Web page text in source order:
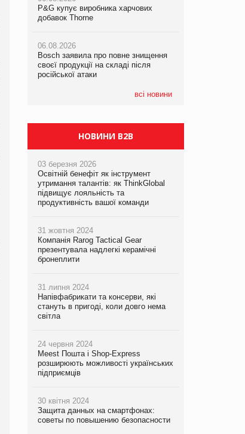
P&G купує виробника харчових
добавок Thorne
06.08.2026
Bosch заявила про повне знищення
своєї продукції на складі після
російської атаки
всі новини
P&G купує виробника харчових
добавок Thorne
06.08.2026
Bosch заявила про повне знищення
своєї продукції на складі після
російської атаки
P&G купує виробника харчових
добавок Thorne
06.08.2026
Bosch заявила про повне знищення
своєї продукції на складі після
російської атаки
НОВИНИ B2B
03 березня 2026
Освітній бенефіт як інструмент
утримання талантів: як ThinkGlobal
підвищує лояльність та
продуктивність вашої команди
31 жовтня 2024
Компанія Rarog Tactical Gear
презентувала надлегкі керамічні
бронеплити
31 липня 2024
Напівфабрикати та консерви, які
стануть в пригоді, коли довго нема
світла
24 червня 2024
Meest Пошта і Shop-Express
розширюють можливості українських
підприємців
30 квітня 2024
Защита данных на смартфонах:
советы по повышению безопасности